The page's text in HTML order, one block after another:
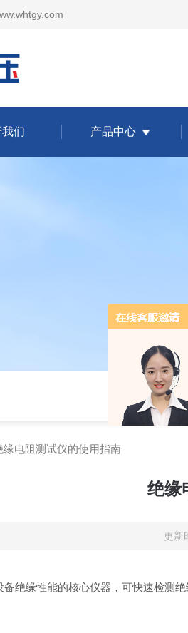
们 产品中心
缘电阻测试仪的使用指南
绝缘
更
备绝缘性能的核心仪器，可快速检测